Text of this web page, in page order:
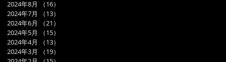
2024年8月
（16）
2024年7月
（13）
2024年6月
（21）
2024年5月
（15）
2024年4月
（13）
2024年3月
（19）